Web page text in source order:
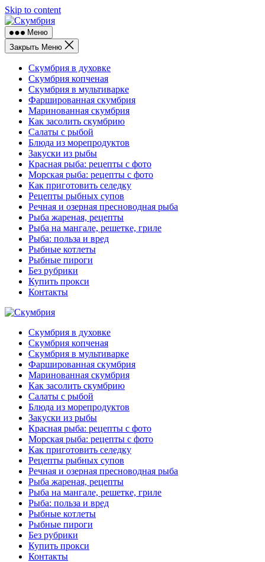
Skip to content
Меню
Закрыть Меню
Скумбрия в духовке
Скумбрия копченая
Скумбрия в мультиварке
Фаршированная скумбрия
Маринованная скумбрия
Как засолить скумбрию
Салаты с рыбой
Блюда из морепродуктов
Закуски из рыбы
Красная рыба: рецепты с фото
Морская рыба: рецепты с фото
Как приготовить селедку
Рецепты рыбных супов
Речная и озерная пресноводная рыба
Рыба жареная, рецепты
Рыба на мангале, решетке, гриле
Рыба: польза и вред
Рыбные котлеты
Рыбные пироги
Без рубрики
Купить прокси
Контакты
Скумбрия в духовке
Скумбрия копченая
Скумбрия в мультиварке
Фаршированная скумбрия
Маринованная скумбрия
Как засолить скумбрию
Салаты с рыбой
Блюда из морепродуктов
Закуски из рыбы
Красная рыба: рецепты с фото
Морская рыба: рецепты с фото
Как приготовить селедку
Рецепты рыбных супов
Речная и озерная пресноводная рыба
Рыба жареная, рецепты
Рыба на мангале, решетке, гриле
Рыба: польза и вред
Рыбные котлеты
Рыбные пироги
Без рубрики
Купить прокси
Контакты